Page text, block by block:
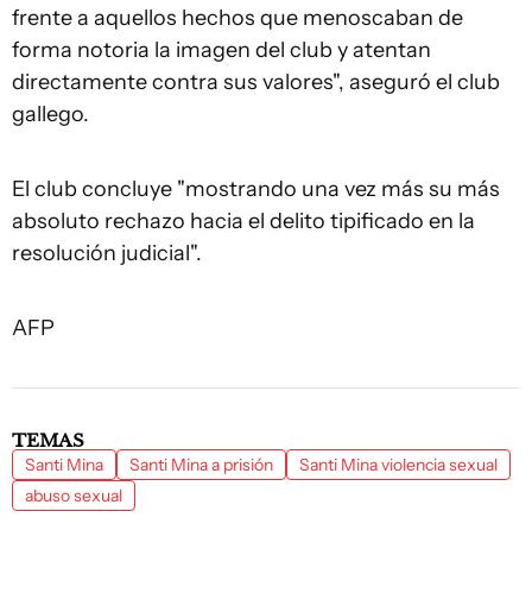
frente a aquellos hechos que menoscaban de
forma notoria la imagen del club y atentan
directamente contra sus valores", aseguró el club
gallego.
El club concluye "mostrando una vez más su más
absoluto rechazo hacia el delito tipificado en la
resolución judicial".
AFP
TEMAS
Santi Mina Santi Mina a prisión
Santi Mina violencia sexual
abuso sexual